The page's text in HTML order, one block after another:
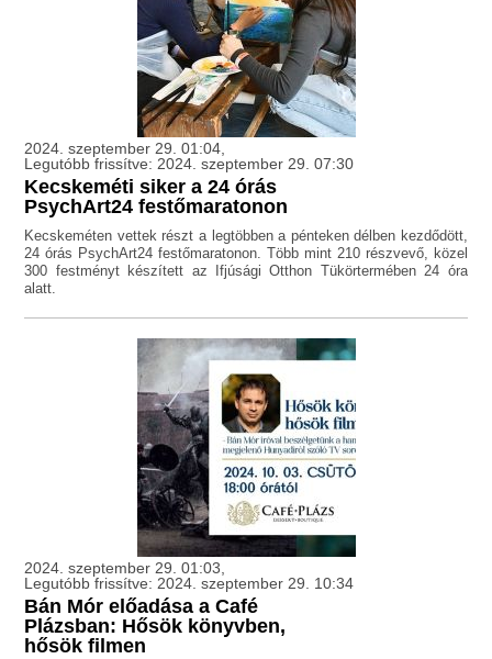
2024. szeptember 29. 01:04,
Legutóbb frissítve: 2024. szeptember 29. 07:30
Kecskeméti siker a 24 órás
PsychArt24 festőmaratonon
Kecskeméten vettek részt a legtöbben a pénteken délben kezdődött,
24 órás PsychArt24 festőmaratonon. Több mint 210 részvevő, közel
300 festményt készített az Ifjúsági Otthon Tükörtermében 24 óra
alatt.
2024. szeptember 29. 01:03,
Legutóbb frissítve: 2024. szeptember 29. 10:34
Bán Mór előadása a Café
Plázsban: Hősök könyvben,
hősök filmen